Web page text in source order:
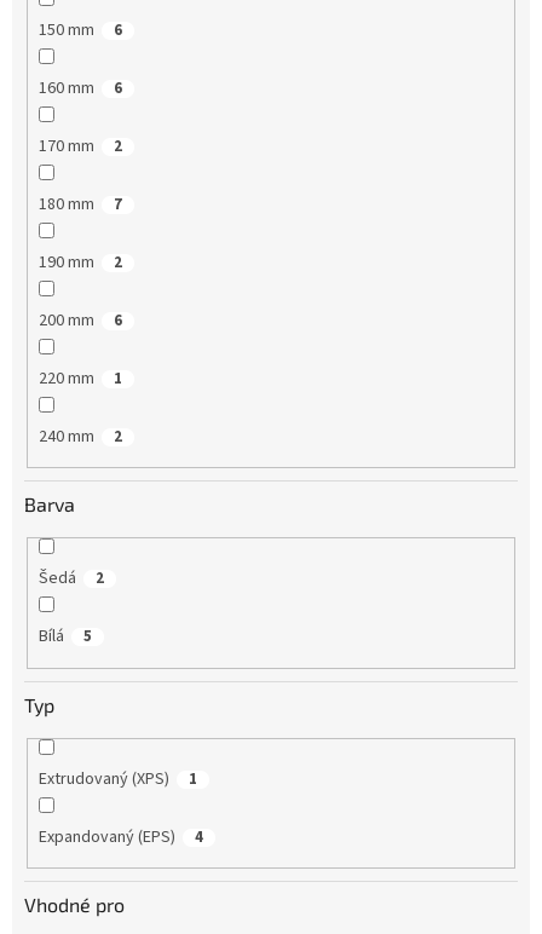
150 mm 6
160 mm 6
170 mm 2
180 mm 7
190 mm 2
200 mm 6
220 mm 1
240 mm 2
Barva
Šedá 2
Bílá 5
Typ
Extrudovaný (XPS) 1
Expandovaný (EPS) 4
Vhodné pro